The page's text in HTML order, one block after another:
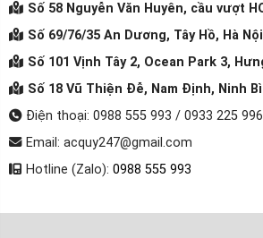
Số 58 Nguyễn Văn Huyên, cầu vượt
Số 69/76/35 An Dương, Tây Hồ, Hà Nội
Số 101 Vịnh Tây 2, Ocean Park 3,
Số 18 Vũ Thiện Đễ, Nam Định, Ninh
Điện thoại: 0988 555 993 / 0933 225 996
Email: acquy247@gmail.com
Hotline (Zalo): 0988 555 993